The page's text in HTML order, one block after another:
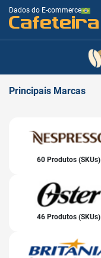
Dados do E-commerce
Cafeteira
Principais Marcas
60 Produtos (SKUs)
46 Produtos (SKUs)